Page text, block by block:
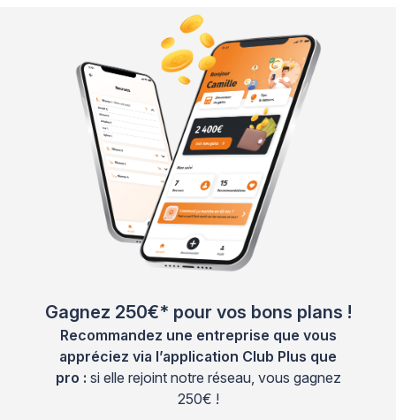
Gagnez 250€* pour vos bons plans !
Recommandez une entreprise que vous
appréciez via l’application Club Plus que
pro : si elle rejoint notre réseau, vous gagnez
250€ !